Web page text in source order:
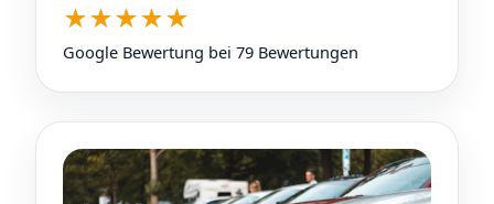
★★★★★
Google Bewertung bei 79 Bewertungen